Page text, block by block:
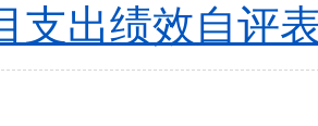
支出绩效自评